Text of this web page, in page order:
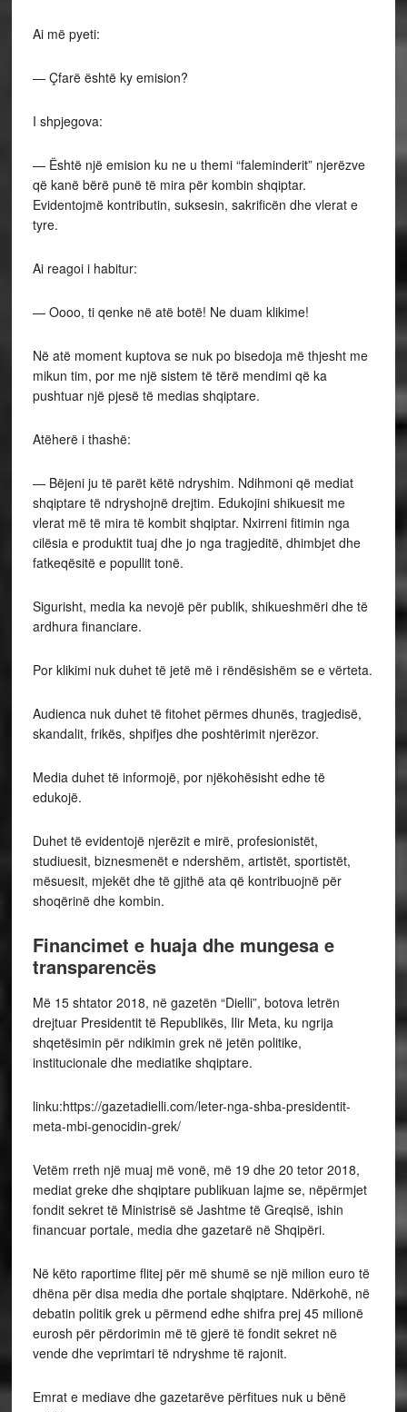
Ai më pyeti:
— Çfarë është ky emision?
I shpjegova:
— Është një emision ku ne u themi “faleminderit” njerëzve
që kanë bërë punë të mira për kombin shqiptar.
Evidentojmë kontributin, suksesin, sakrificën dhe vlerat e
tyre.
Ai reagoi i habitur:
— Oooo, ti qenke në atë botë! Ne duam klikime!
Në atë moment kuptova se nuk po bisedoja më thjesht me
mikun tim, por me një sistem të tërë mendimi që ka
pushtuar një pjesë të medias shqiptare.
Atëherë i thashë:
— Bëjeni ju të parët këtë ndryshim. Ndihmoni që mediat
shqiptare të ndryshojnë drejtim. Edukojini shikuesit me
vlerat më të mira të kombit shqiptar. Nxirreni fitimin nga
cilësia e produktit tuaj dhe jo nga tragjeditë, dhimbjet dhe
fatkeqësitë e popullit tonë.
Sigurisht, media ka nevojë për publik, shikueshmëri dhe të
ardhura financiare.
Por klikimi nuk duhet të jetë më i rëndësishëm se e vërteta.
Audienca nuk duhet të fitohet përmes dhunës, tragjedisë,
skandalit, frikës, shpifjes dhe poshtërimit njerëzor.
Media duhet të informojë, por njëkohësisht edhe të
edukojë.
Duhet të evidentojë njerëzit e mirë, profesionistët,
studiuesit, biznesmenët e ndershëm, artistët, sportistët,
mësuesit, mjekët dhe të gjithë ata që kontribuojnë për
shoqërinë dhe kombin.
Financimet e huaja dhe mungesa e
transparencës
Më 15 shtator 2018, në gazetën “Dielli”, botova letrën
drejtuar Presidentit të Republikës, Ilir Meta, ku ngrija
shqetësimin për ndikimin grek në jetën politike,
institucionale dhe mediatike shqiptare.
linku:https://gazetadielli.com/leter-nga-shba-presidentit-
meta-mbi-genocidin-grek/
Vetëm rreth një muaj më vonë, më 19 dhe 20 tetor 2018,
mediat greke dhe shqiptare publikuan lajme se, nëpërmjet
fondit sekret të Ministrisë së Jashtme të Greqisë, ishin
financuar portale, media dhe gazetarë në Shqipëri.
Në këto raportime flitej për më shumë se një milion euro të
dhëna për disa media dhe portale shqiptare. Ndërkohë, në
debatin politik grek u përmend edhe shifra prej 45 milionë
eurosh për përdorimin më të gjerë të fondit sekret në
vende dhe veprimtari të ndryshme të rajonit.
Emrat e mediave dhe gazetarëve përfitues nuk u bënë